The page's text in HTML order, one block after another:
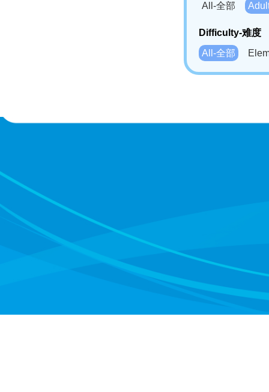
Swahili(SW)-
All-全部
Difficulty-难度
All-全部